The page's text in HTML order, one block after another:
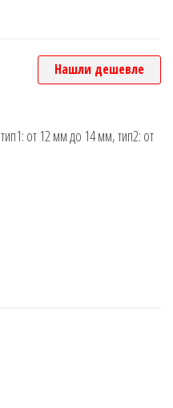
Нашли дешевле
тип1: от 12 мм до 14 мм, тип2: от